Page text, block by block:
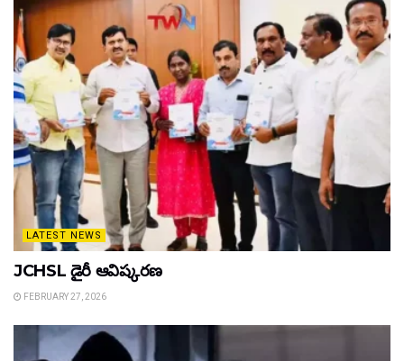
LATEST NEWS
JCHSL డైరీ ఆవిష్కరణ
FEBRUARY 27, 2026